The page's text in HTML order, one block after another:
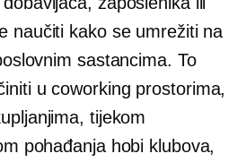
naučiti kako se umrežiti na
sastancima. To
u coworking prostorima,
tijekom
pohađanja hobi klubova,